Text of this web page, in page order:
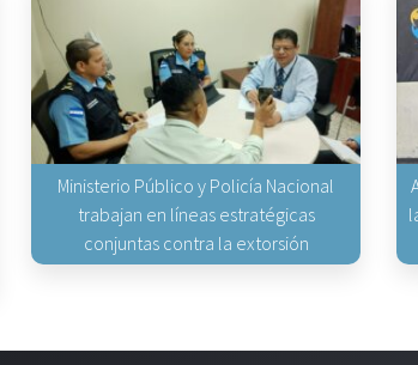
Ministerio Público y Policía Nacional
trabajan en líneas estratégicas
conjuntas contra la extorsión